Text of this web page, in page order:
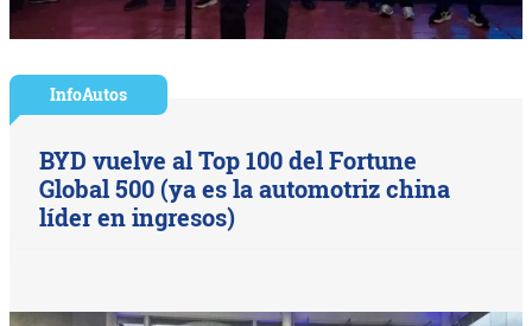
InfoAutos
BYD vuelve al Top 100 del Fortune
Global 500 (ya es la automotriz china
líder en ingresos)